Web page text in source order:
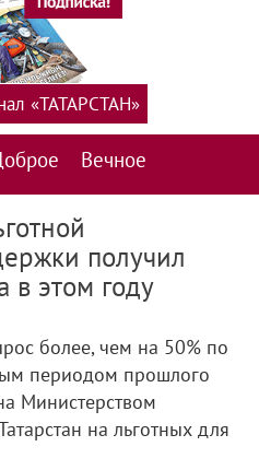
Вечное
«ТАТАРСТАН»
получил
в этом году
более, чем на 50% по
периодом прошлого
Министерством
на льготных для